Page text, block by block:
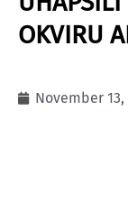
OKVIRU
November 13,